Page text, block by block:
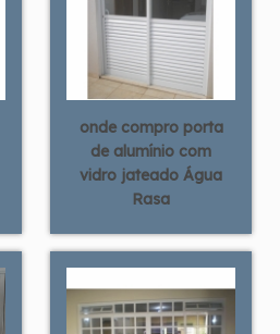
onde compro porta
de alumínio com
vidro jateado Água
Rasa